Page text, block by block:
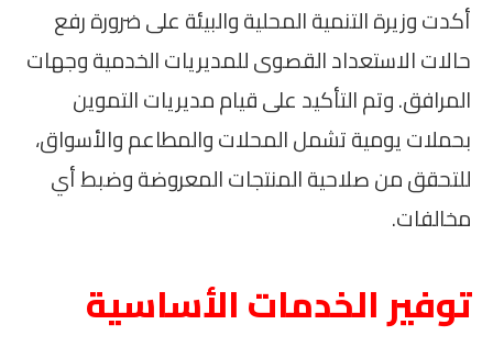
أكدت وزيرة التنمية المحلية والبيئة على ضرورة رفع
حالات الاستعداد القصوى للمديريات الخدمية وجهات
المرافق. وتم التأكيد على قيام مديريات التموين
بحملات يومية تشمل المحلات والمطاعم والأسواق،
للتحقق من صلاحية المنتجات المعروضة وضبط أي
مخالفات.
توفير الخدمات الأساسية